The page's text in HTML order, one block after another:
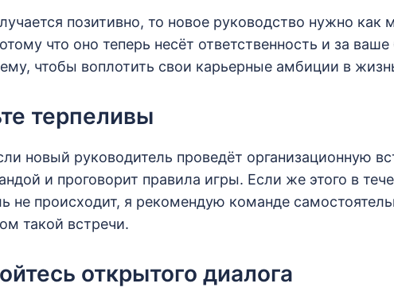
позитивно, то новое руководство нужно как
что оно теперь несёт ответственность и за ваше
чтобы воплотить свои карьерные амбиции в
терпеливы
новый руководитель проведёт организационную
и проговорит правила игры. Если же этого в
не происходит, я рекомендую команде
такой встречи.
открытого диалога